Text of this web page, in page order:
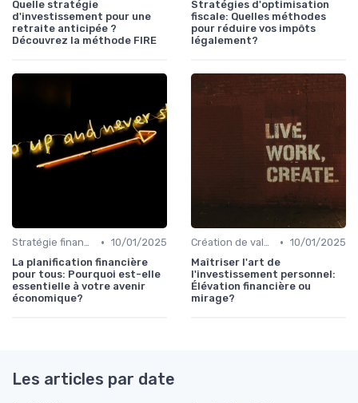
Quelle stratégie
d'investissement pour une
retraite anticipée ?
Découvrez la méthode FIRE
Stratégies d'optimisation
fiscale: Quelles méthodes
pour réduire vos impôts
légalement?
Stratégie financière d’entreprise • 10/01/2025
La planification financière
pour tous: Pourquoi est-elle
essentielle à votre avenir
économique?
Création de valeur & rentabilité • 10/01/2025
Maîtriser l'art de
l'investissement personnel:
Élévation financière ou
mirage?
Les articles par date